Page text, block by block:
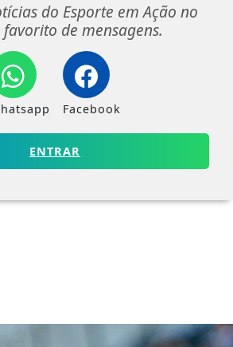
do Esporte em Ação no
de mensagens.
Facebook
ENTRAR